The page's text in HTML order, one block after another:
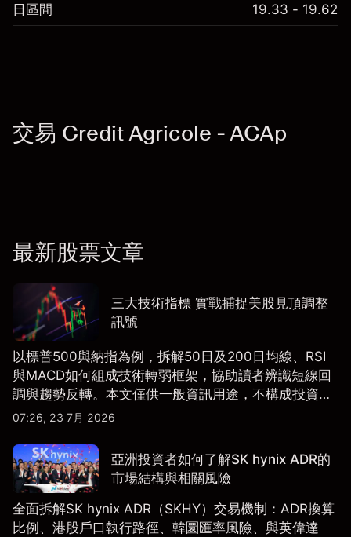
日區間 19.33 - 19.62
交易 Credit Agricole - ACAp
最新股票文章
三大技術指標 實戰捕捉美股見頂調整
訊號
以標普500與納指為例，拆解50日及200日均線、RSI
與MACD如何組成技術轉弱框架，協助讀者辨識短線回
調與趨勢反轉。本文僅供一般資訊用途，不構成投資研
究、投資建議或任何交易推薦。
07:26, 23 7月 2026
亞洲投資者如何了解SK hynix ADR的
市場結構與相關風險
全面拆解SK hynix ADR（SKHY）交易機制：ADR換算
比例、港股戶口執行路徑、韓圜匯率風險、與英偉達